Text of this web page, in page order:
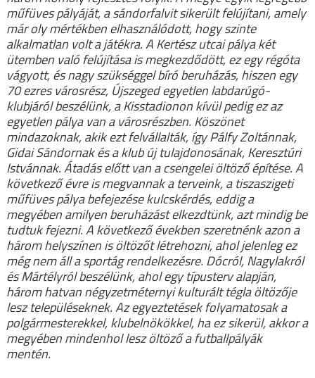
műfüves pályáját, a sándorfalvit sikerült felújítani, amely
már oly mértékben elhasználódott, hogy szinte
alkalmatlan volt a játékra. A Kertész utcai pálya két
ütemben való felújítása is megkezdődött, ez egy régóta
vágyott, és nagy szükséggel bíró beruházás, hiszen egy
70 ezres városrész, Újszeged egyetlen labdarúgó-
klubjáról beszélünk, a Kisstadionon kívül pedig ez az
egyetlen pálya van a városrészben. Köszönet
mindazoknak, akik ezt felvállalták, így Pálfy Zoltánnak,
Gidai Sándornak és a klub új tulajdonosának, Keresztúri
Istvánnak. Átadás előtt van a csengelei öltöző építése. A
következő évre is megvannak a terveink, a tiszaszigeti
műfüves pálya befejezése kulcskérdés, eddig a
megyében amilyen beruházást elkezdtünk, azt mindig be
tudtuk fejezni. A következő években szeretnénk azon a
három helyszínen is öltözőt létrehozni, ahol jelenleg ez
még nem áll a sportág rendelkezésre. Dócról, Nagylakról
és Mártélyról beszélünk, ahol egy típusterv alapján,
három hatvan négyzetméternyi kulturált tégla öltözője
lesz településeknek. Az egyeztetések folyamatosak a
polgármesterekkel, klubelnökökkel, ha ez sikerül, akkor a
megyében mindenhol lesz öltöző a futballpályák
mentén.